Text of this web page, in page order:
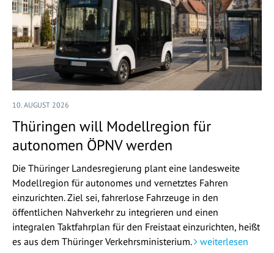
10. AUGUST 2026
Thüringen will Modellregion für
autonomen ÖPNV werden
Die Thüringer Landesregierung plant eine landesweite
Modellregion für autonomes und vernetztes Fahren
einzurichten. Ziel sei, fahrerlose Fahrzeuge in den
öffentlichen Nahverkehr zu integrieren und einen
integralen Taktfahrplan für den Freistaat einzurichten, heißt
es aus dem Thüringer Verkehrsministerium.
weiterlesen